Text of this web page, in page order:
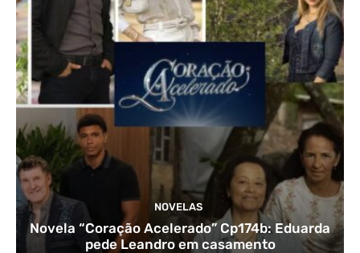
NOVELAS
Novela “Coração Acelerado” Cp174b: Eduarda
pede Leandro em casamento